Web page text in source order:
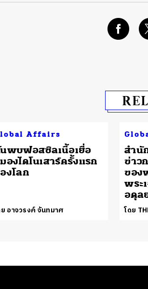
Affairs
พบฟอสซิลเนื้อเยื่อ
องไดโนเสาร์ครั้งแรก
งโลก
อาจวรงค์ จันทมาศ
สำนั
ข่าว
ของ
พระ
อดุล
โดย